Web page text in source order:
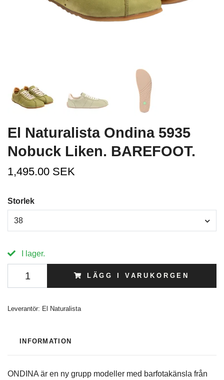
El Naturalista Ondina 5935
Nobuck Liken. BAREFOOT.
1,495.00 SEK
Storlek
38
I lager.
LÄGG I VARUKORGEN
Leverantör: El Naturalista
INFORMATION
ONDINA är en ny grupp modeller med barfotakänsla från